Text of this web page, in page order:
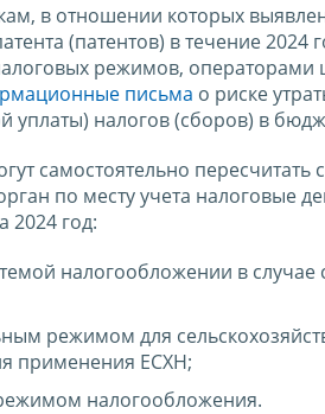
в отношении которых
(патентов) в течение 2024
режимов, операторами
письма о риске
налогов (сборов) в
самостоятельно пересчитать
по месту учета налоговые
2024 год:
налогообложении в случае
режимом для
применения ЕСХН;
налогообложения.